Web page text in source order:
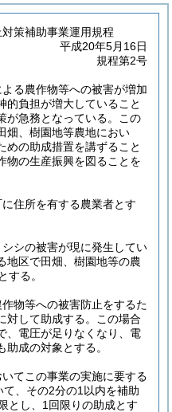
策補助事業運用規程
平成20年5月16日
規程第2号
る農作物等への被害が増加
的負担が増大していること
急務となっている。
この
畑、樹園地等農地におい
めの助成措置を講ずること
物の生産振興を図ることを
住所を有する農業者とす
シの被害が現に発生してい
地区で田畑、樹園地等の農
する。
物等への被害防止をするた
して助成する。
この場合
、電圧が足りなくなり、電
成の対象とする。
てこの事業の実施に要する
て、その2分の1以内を補助
とし、1回限りの助成とす